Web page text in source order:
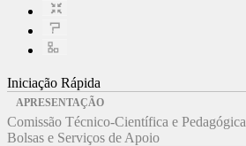
Iniciação Rápida
APRESENTAÇÃO
Comissão Técnico-Científica e Pedagógica
Bolsas e Serviços de Apoio